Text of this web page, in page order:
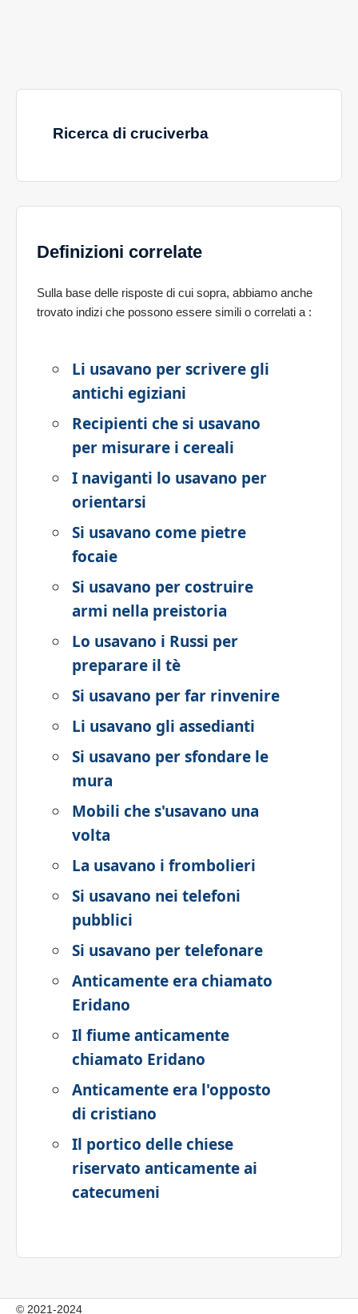
Ricerca di cruciverba
Definizioni correlate
Sulla base delle risposte di cui sopra, abbiamo anche
trovato indizi che possono essere simili o correlati a :
Li usavano per scrivere gli
antichi egiziani
Recipienti che si usavano
per misurare i cereali
I naviganti lo usavano per
orientarsi
Si usavano come pietre
focaie
Si usavano per costruire
armi nella preistoria
Lo usavano i Russi per
preparare il tè
Si usavano per far rinvenire
Li usavano gli assedianti
Si usavano per sfondare le
mura
Mobili che s'usavano una
volta
La usavano i frombolieri
Si usavano nei telefoni
pubblici
Si usavano per telefonare
Anticamente era chiamato
Eridano
Il fiume anticamente
chiamato Eridano
Anticamente era l'opposto
di cristiano
Il portico delle chiese
riservato anticamente ai
catecumeni
© 2021-2024